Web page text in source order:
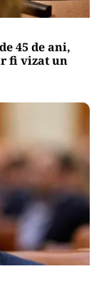
45 de ani,
fi vizat un